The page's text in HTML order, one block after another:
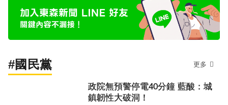
#國民黨 更多
政院無預警停電40分鐘 藍酸：城
鎮韌性大破洞！